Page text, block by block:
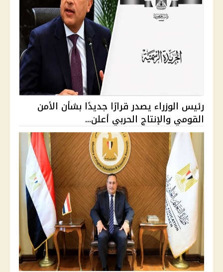
رئيس الوزراء يصدر قرارًا جديدًا بشأن الأمن
القومي والإنتاج الحربي أعلن...